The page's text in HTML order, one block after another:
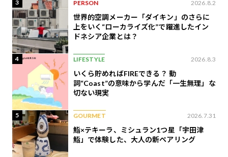
3 PERSON 2026.8.2
世界的空調メーカー「ダイキン」のさらに
上をいく“ローカライズ化”で躍進したイン
ドネシア企業とは？
4 LIFESTYLE 2026.8.3
いくら貯めればFIREできる？ 動
詞“Coast”の意味から学んだ「一生無理」な
切ない現実
5 GOURMET 2026.7.31
鮨×テキーラ、ミシュラン1つ星「宇田津
鮨」で体験した、大人の新ペアリング